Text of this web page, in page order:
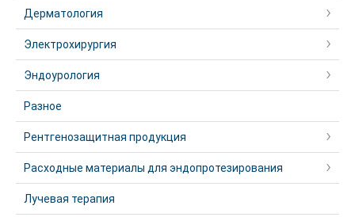
Дерматология
Электрохирургия
Эндоурология
Разное
Рентгенозащитная продукция
Расходные материалы для эндопротезирования
Лучевая терапия